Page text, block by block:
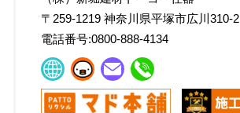
〒 259-1219 神奈川県平塚市広川310-2
電話番号:0800-888-4134